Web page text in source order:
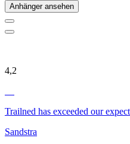
Anhänger ansehen
4,2
Trailned has exceeded our
Sandstra